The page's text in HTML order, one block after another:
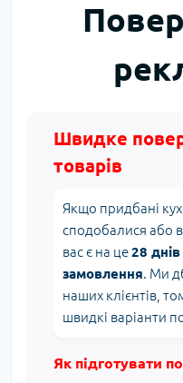
Швидке
товарів
Якщо придбані
сподобалися або
вас є на це28
замовлення. Ми
наших клієнтів,
швидкі варіанти
Як підготувати